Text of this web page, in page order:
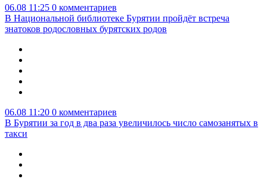
06.08 11:25 0 комментариев
В Национальной библиотеке Бурятии пройдёт встреча
знатоков родословных бурятских родов
06.08 11:20 0 комментариев
В Бурятии за год в два раза увеличилось число самозанятых в
такси